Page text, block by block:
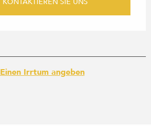
Einen Irrtum angeben